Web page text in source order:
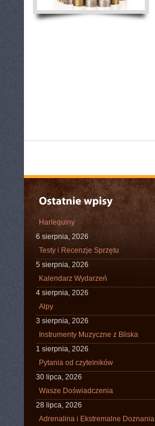
Harlequiny
6 sierpnia, 2026
Testy i Recenzje Sprzętu
5 sierpnia, 2026
Kalendarz Wydarzeń
4 sierpnia, 2026
Alpy
3 sierpnia, 2026
Instrumenty Muzyczne z Bliska
1 sierpnia, 2026
Pytania od czytelników
30 lipca, 2026
Wasze Doświadczenia
28 lipca, 2026
Adrenalina i Ekstremalne Doznania